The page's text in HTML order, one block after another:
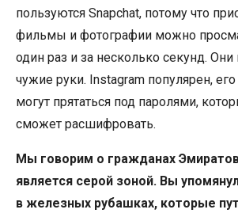
пользуются Snapchat, потому что
фильмы и фотографии можно
один раз и за несколько секунд. Они
чужие руки. Instagram популярен,
могут прятаться под паролями,
сможет расшифровать.
Мы говорим о гражданах
является серой зоной. Вы
в железных рубашках, которые